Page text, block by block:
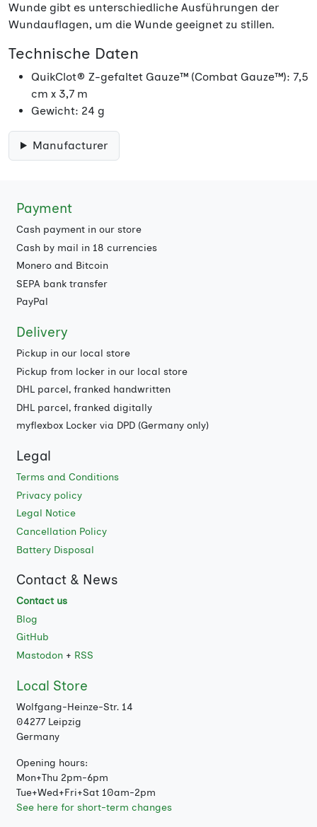
Wunde gibt es unterschiedliche Ausführungen der
Wundauflagen, um die Wunde geeignet zu stillen.
Technische Daten
QuikClot® Z-gefaltet Gauze™ (Combat Gauze™): 7,5
cm x 3,7 m
Gewicht: 24 g
Manufacturer
Payment
Cash payment in our store
Cash by mail in 18 currencies
Monero and Bitcoin
SEPA bank transfer
PayPal
Delivery
Pickup in our local store
Pickup from locker in our local store
DHL parcel, franked handwritten
DHL parcel, franked digitally
myflexbox Locker via DPD (Germany only)
Legal
Terms and Conditions
Privacy policy
Legal Notice
Cancellation Policy
Battery Disposal
Contact & News
Contact us
Blog
GitHub
Mastodon+ RSS
Local Store
Wolfgang-Heinze-Str. 14
04277 Leipzig
Germany
Opening hours:
Mon+Thu 2pm-6pm
Tue+Wed+Fri+Sat 10am-2pm
See here for short-term changes